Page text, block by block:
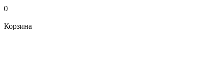
0
Корзина